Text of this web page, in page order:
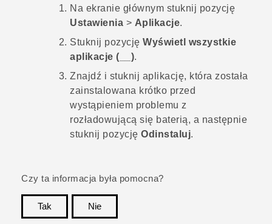
Na ekranie głównym stuknij pozycję
Ustawienia > Aplikacje.
Stuknij pozycję Wyświetl wszystkie
aplikacje (__).
Znajdź i stuknij aplikację, która została
zainstalowana krótko przed
wystąpieniem problemu z
rozładowującą się baterią, a następnie
stuknij pozycję Odinstaluj.
Czy ta informacja była pomocna?
Tak
Nie